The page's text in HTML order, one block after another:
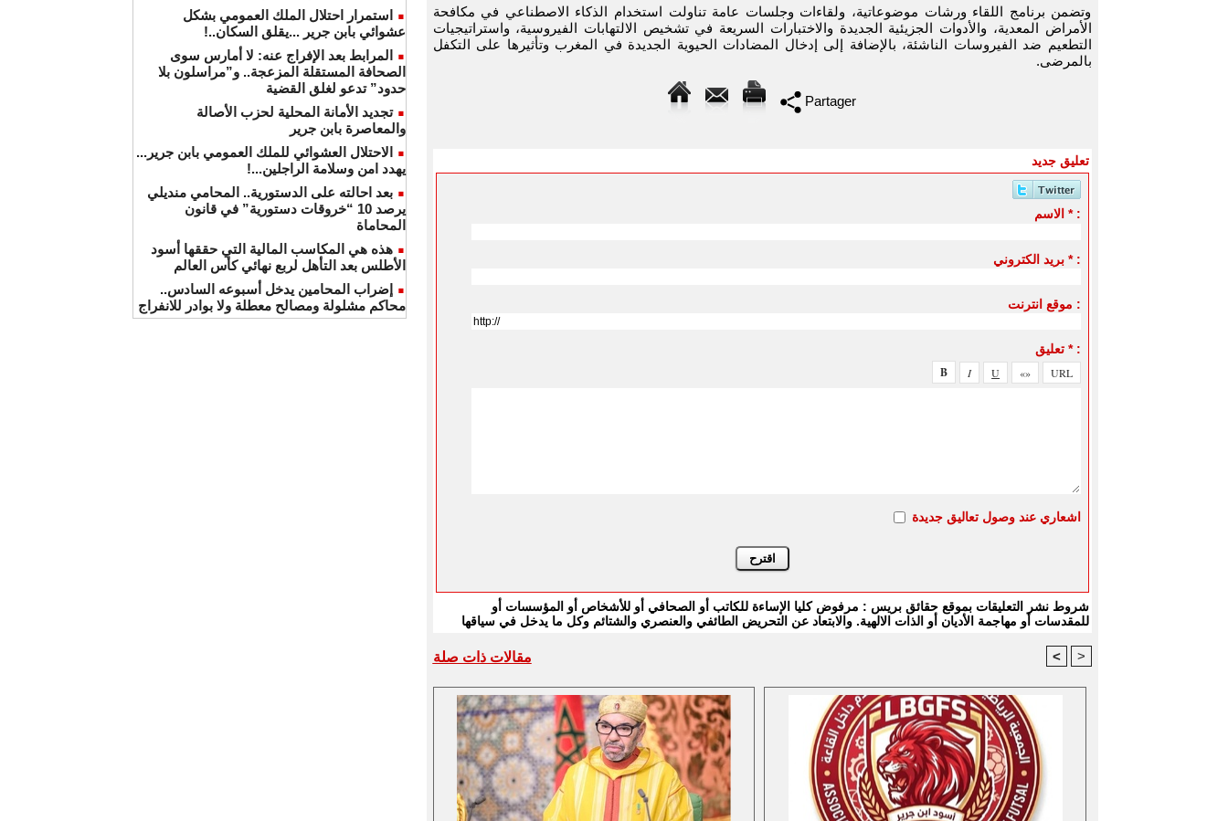
استمرار احتلال الملك العمومي بشكل
عشوائي بابن جرير ...يقلق السكان..!
المرابط بعد الإفراج عنه: لا أمارس سوى
الصحافة المستقلة المزعجة.. و”مراسلون بلا
حدود” تدعو لغلق القضية
تجديد الأمانة المحلية لحزب الأصالة
والمعاصرة بابن جرير
الاحتلال العشوائي للملك العمومي بابن جرير...
يهدد امن وسلامة الراجلين...!
بعد احالته على الدستورية.. المحامي منديلي
يرصد 10 “خروقات دستورية” في قانون
المحاماة
هذه هي المكاسب المالية التي حققها أسود
الأطلس بعد التأهل لربع نهائي كأس العالم
إضراب المحامين يدخل أسبوعه السادس..
محاكم مشلولة ومصالح معطلة ولا بوادر للانفراج
وتضمن برنامج اللقاء ورشات موضوعاتية، ولقاءات وجلسات عامة تناولت استخدام الذكاء الاصطناعي في مكافحة
الأمراض المعدية، والأدوات الجزيئية الجديدة والاختبارات السريعة في تشخيص الالتهابات الفيروسية، واستراتيجيات
التطعيم ضد الفيروسات الناشئة، بالإضافة إلى إدخال المضادات الحيوية الجديدة في المغرب وتأثيرها على التكفل
بالمرضى.
Partager
تعليق جديد
الاسم * :
بريد الكتروني * :
موقع انترنت :
تعليق * :
اشعاري عند وصول تعاليق جديدة
شروط نشر التعليقات بموقع حقائق بريس : مرفوض كليا الإساءة للكاتب أو الصحافي أو للأشخاص أو المؤسسات أو
للمقدسات أو مهاجمة الأديان أو الذات الالهية. والابتعاد عن التحريض الطائفي والعنصري والشتائم وكل ما يدخل في سياقها
مقالات ذات صلة < >